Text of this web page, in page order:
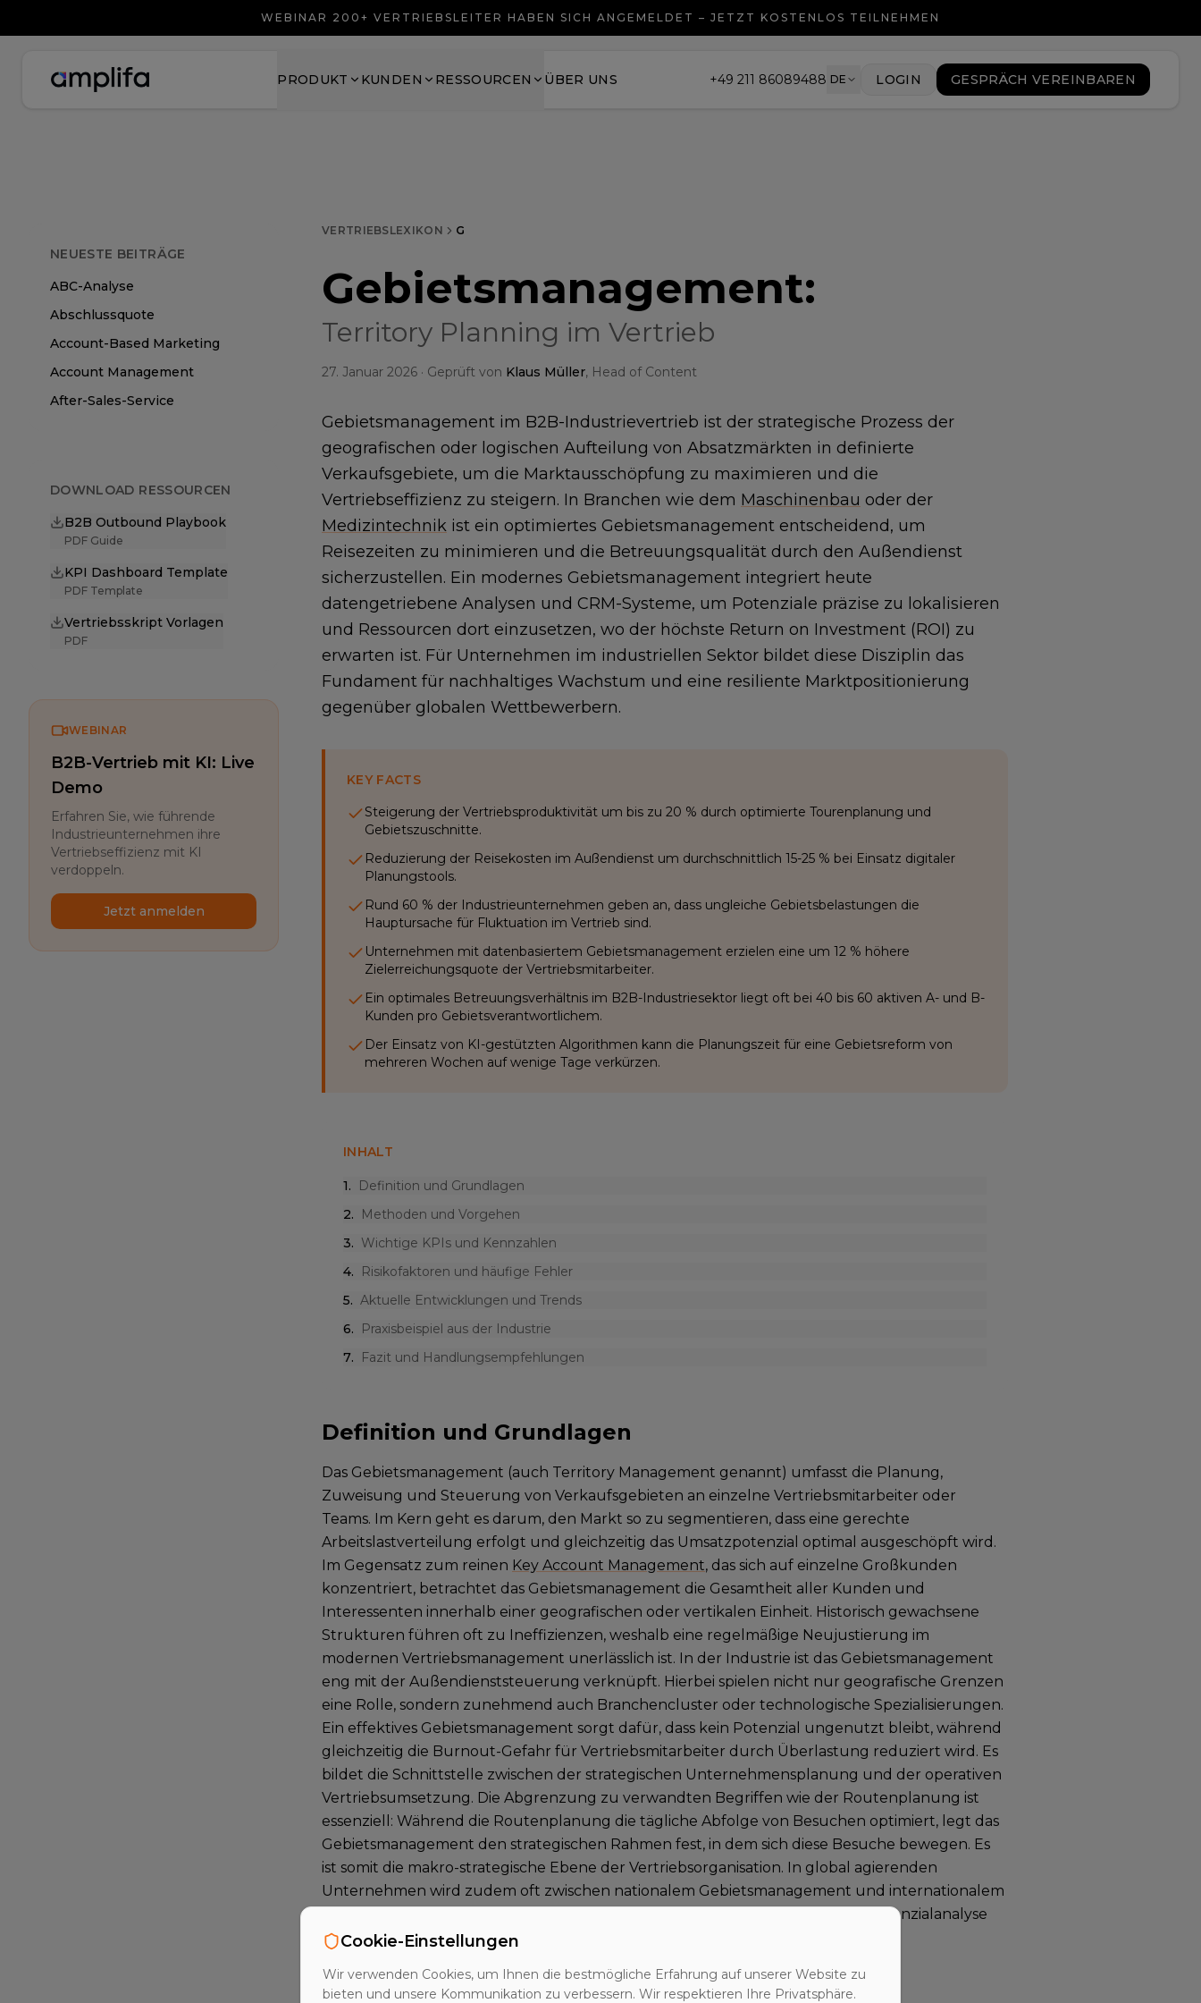
WEBINAR 200+ VERTRIEBSLEITER HABEN SICH ANGEMELDET – JETZT KOSTENLOS TEILNEHMEN
PRODUKT KUNDEN RESSOURCEN ÜBER UNS +49 211 86089488 DE LOGIN GESPRÄCH VEREINBAREN
NEUESTE BEITRÄGE
ABC-Analyse
Abschlussquote
Account-Based Marketing
Account Management
After-Sales-Service
DOWNLOAD RESSOURCEN
B2B Outbound Playbook
PDF Guide
KPI Dashboard Template
PDF Template
Vertriebsskript Vorlagen
PDF
WEBINAR
B2B-Vertrieb mit KI: Live
Demo
Erfahren Sie, wie führende
Industrieunternehmen ihre
Vertriebseffizienz mit KI
verdoppeln.
Jetzt anmelden
VERTRIEBSLEXIKON G
Gebietsmanagement:
Territory Planning im Vertrieb
27. Januar 2026 · Geprüft von Klaus Müller, Head of Content
Gebietsmanagement im B2B-Industrievertrieb ist der strategische Prozess der
geografischen oder logischen Aufteilung von Absatzmärkten in definierte
Verkaufsgebiete, um die Marktausschöpfung zu maximieren und die
Vertriebseffizienz zu steigern. In Branchen wie dem Maschinenbau oder der
Medizintechnik ist ein optimiertes Gebietsmanagement entscheidend, um
Reisezeiten zu minimieren und die Betreuungsqualität durch den Außendienst
sicherzustellen. Ein modernes Gebietsmanagement integriert heute
datengetriebene Analysen und CRM-Systeme, um Potenziale präzise zu lokalisieren
und Ressourcen dort einzusetzen, wo der höchste Return on Investment (ROI) zu
erwarten ist. Für Unternehmen im industriellen Sektor bildet diese Disziplin das
Fundament für nachhaltiges Wachstum und eine resiliente Marktpositionierung
gegenüber globalen Wettbewerbern.
KEY FACTS
Steigerung der Vertriebsproduktivität um bis zu 20 % durch optimierte Tourenplanung und
Gebietszuschnitte.
Reduzierung der Reisekosten im Außendienst um durchschnittlich 15-25 % bei Einsatz digitaler
Planungstools.
Rund 60 % der Industrieunternehmen geben an, dass ungleiche Gebietsbelastungen die
Hauptursache für Fluktuation im Vertrieb sind.
Unternehmen mit datenbasiertem Gebietsmanagement erzielen eine um 12 % höhere
Zielerreichungsquote der Vertriebsmitarbeiter.
Ein optimales Betreuungsverhältnis im B2B-Industriesektor liegt oft bei 40 bis 60 aktiven A- und B-
Kunden pro Gebietsverantwortlichem.
Der Einsatz von KI-gestützten Algorithmen kann die Planungszeit für eine Gebietsreform von
mehreren Wochen auf wenige Tage verkürzen.
INHALT
1.
Definition und Grundlagen
2.
Methoden und Vorgehen
3. Wichtige KPIs und Kennzahlen
4.
Risikofaktoren und häufige Fehler
5. Aktuelle Entwicklungen und Trends
6.
Praxisbeispiel aus der Industrie
7. Fazit und Handlungsempfehlungen
Definition und Grundlagen
Das Gebietsmanagement (auch Territory Management genannt) umfasst die Planung,
Zuweisung und Steuerung von Verkaufsgebieten an einzelne Vertriebsmitarbeiter oder
Teams. Im Kern geht es darum, den Markt so zu segmentieren, dass eine gerechte
Arbeitslastverteilung erfolgt und gleichzeitig das Umsatzpotenzial optimal ausgeschöpft wird.
Im Gegensatz zum reinen Key Account Management, das sich auf einzelne Großkunden
konzentriert, betrachtet das Gebietsmanagement die Gesamtheit aller Kunden und
Interessenten innerhalb einer geografischen oder vertikalen Einheit. Historisch gewachsene
Strukturen führen oft zu Ineffizienzen, weshalb eine regelmäßige Neujustierung im
modernen Vertriebsmanagement unerlässlich ist. In der Industrie ist das Gebietsmanagement
eng mit der Außendienststeuerung verknüpft. Hierbei spielen nicht nur geografische Grenzen
eine Rolle, sondern zunehmend auch Branchencluster oder technologische Spezialisierungen.
Ein effektives Gebietsmanagement sorgt dafür, dass kein Potenzial ungenutzt bleibt, während
gleichzeitig die Burnout-Gefahr für Vertriebsmitarbeiter durch Überlastung reduziert wird. Es
bildet die Schnittstelle zwischen der strategischen Unternehmensplanung und der operativen
Vertriebsumsetzung. Die Abgrenzung zu verwandten Begriffen wie der Routenplanung ist
essenziell: Während die Routenplanung die tägliche Abfolge von Besuchen optimiert, legt das
Gebietsmanagement den strategischen Rahmen fest, in dem sich diese Besuche bewegen. Es
ist somit die makro-strategische Ebene der Vertriebsorganisation. In global agierenden
Unternehmen wird zudem oft zwischen nationalem Gebietsmanagement und internationalem
Sales-Channel-Management unterschieden, wobei die Grundprinzipien der Potenzialanalyse
identisch bleiben.
Ziele des Gebietsmanagements
Cookie-Einstellungen
Wir verwenden Cookies, um Ihnen die bestmögliche Erfahrung auf unserer Website zu
bieten und unsere Kommunikation zu verbessern. Wir respektieren Ihre Privatsphäre.